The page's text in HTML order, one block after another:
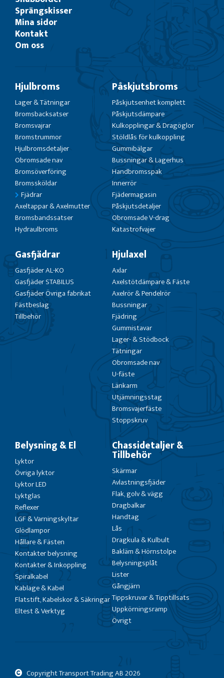
Sprängskisser
Mina sidor
Kontakt
Om oss
Hjulbroms
Lager & Tätningar
Bromsbacksatser
Bromsvajrar
Bromstrummor
Hjulbromsdetaljer
Obromsade nav
Bromsöverföring
Bromssköldar
Fjädrar
Axeltappar & Axelmutter
Bromsbandssatser
Hydraulbroms
Påskjutsbroms
Påskjutsenhet komplett
Påskjutsdämpare
Kulkopplingar & Dragöglor
Stöldlås för kulkoppling
Gummibälgar
Bussningar & Lagerhus
Handbromsspak
Innerrör
Fjädermagasin
Påskjutsdetaljer
Obromsade V-drag
Katastrofvajer
Gasfjädrar
Gasfjäder AL-KO
Gasfjäder STABILUS
Gasfjäder Övriga fabrikat
Fästbeslag
Tillbehör
Hjulaxel
Axlar
Axelstötdämpare & Fäste
Axelrör & Pendelrör
Bussningar
Fjädring
Gummistavar
Lager- & Stödbock
Tätningar
Obromsade nav
U-fäste
Länkarm
Utjämningsstag
Bromsvajerfäste
Stoppskruv
Belysning & El
Lyktor
Övriga lyktor
Lyktor LED
Lyktglas
Reflexer
LGF & Varningskyltar
Glödlampor
Hållare & Fästen
Kontakter belysning
Kontakter & Inkoppling
Spiralkabel
Kablage & Kabel
Flatstift, Kabelskor & Säkringar
Eltest & Verktyg
Chassidetaljer &
Tillbehör
Skärmar
Avlastningsfjäder
Flak, golv & vägg
Dragbalkar
Handtag
Lås
Dragkula & Kulbult
Bakläm & Hörnstolpe
Belysningsplåt
Lister
Gångjärn
Tippskruvar & Tipptillsats
Uppkörningsramp
Övrigt
Copyright Transport Trading AB2026